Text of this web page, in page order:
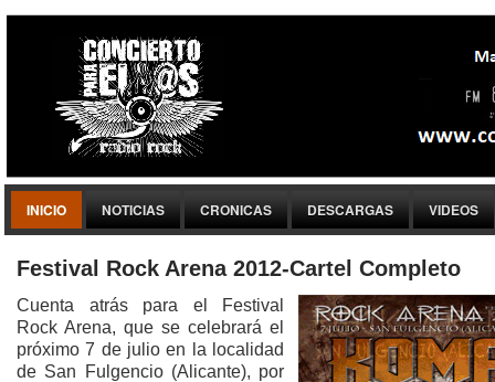
INICIO NOTICIAS CRONICAS DESCARGAS VIDEOS
Festival Rock Arena 2012-Cartel Completo
Cuenta atrás para el Festival
Rock Arena, que se celebrará el
próximo 7 de julio en la localidad
de San Fulgencio (Alicante), por